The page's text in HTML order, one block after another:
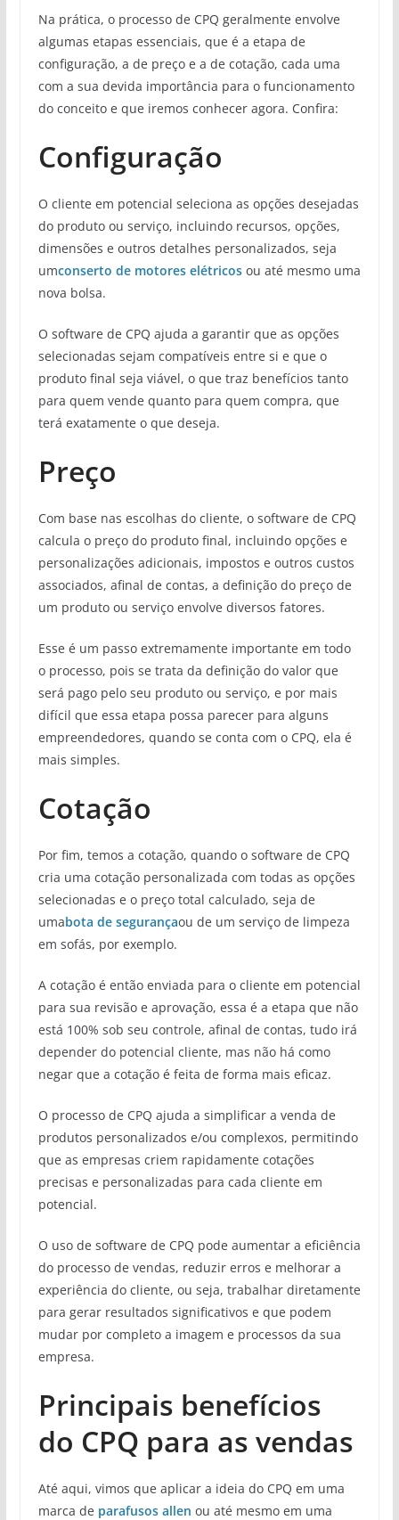
Na prática, o processo de CPQ geralmente envolve
algumas etapas essenciais, que é a etapa de
configuração, a de preço e a de cotação, cada uma
com a sua devida importância para o funcionamento
do conceito e que iremos conhecer agora. Confira:
Configuração
O cliente em potencial seleciona as opções desejadas
do produto ou serviço, incluindo recursos, opções,
dimensões e outros detalhes personalizados, seja
umconserto de motores elétricosou até mesmo uma
nova bolsa.
O software de CPQ ajuda a garantir que as opções
selecionadas sejam compatíveis entre si e que o
produto final seja viável, o que traz benefícios tanto
para quem vende quanto para quem compra, que
terá exatamente o que deseja.
Preço
Com base nas escolhas do cliente, o software de CPQ
calcula o preço do produto final, incluindo opções e
personalizações adicionais, impostos e outros custos
associados, afinal de contas, a definição do preço de
um produto ou serviço envolve diversos fatores.
Esse é um passo extremamente importante em todo
o processo, pois se trata da definição do valor que
será pago pelo seu produto ou serviço, e por mais
difícil que essa etapa possa parecer para alguns
empreendedores, quando se conta com o CPQ, ela é
mais simples.
Cotação
Por fim, temos a cotação, quando o software de CPQ
cria uma cotação personalizada com todas as opções
selecionadas e o preço total calculado, seja de
umabota de segurançaou de um serviço de limpeza
em sofás, por exemplo.
A cotação é então enviada para o cliente em potencial
para sua revisão e aprovação, essa é a etapa que não
está 100% sob seu controle, afinal de contas, tudo irá
depender do potencial cliente, mas não há como
negar que a cotação é feita de forma mais eficaz.
O processo de CPQ ajuda a simplificar a venda de
produtos personalizados e/ou complexos, permitindo
que as empresas criem rapidamente cotações
precisas e personalizadas para cada cliente em
potencial.
O uso de software de CPQ pode aumentar a eficiência
do processo de vendas, reduzir erros e melhorar a
experiência do cliente, ou seja, trabalhar diretamente
para gerar resultados significativos e que podem
mudar por completo a imagem e processos da sua
empresa.
Principais benefícios
do CPQ para as vendas
Até aqui, vimos que aplicar a ideia do CPQ em uma
marca de parafusos allen ou até mesmo em uma